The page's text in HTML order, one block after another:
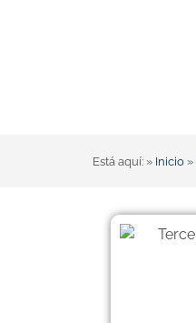
Está aquí: » Inicio »